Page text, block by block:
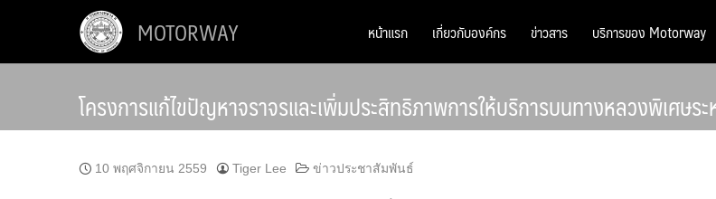
MOTORWAY หน้าแรก เกี่ยวกับองค์กร ข่าวสาร บริการของ Motorway
โครงการแก้ไขปัญหาจราจรและเพิ่มประสิทธิภาพการให้บริการบนทางหลวงพิเศษร
10 พฤศจิกายน 2559 Tiger Lee ข่าวประชาสัมพันธ์